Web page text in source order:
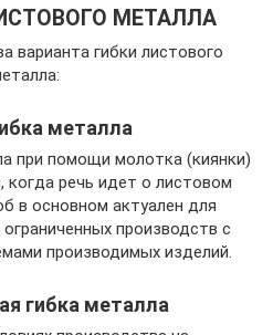
МЕТАЛЛА
варианта гибки листового
металла
при помощи молотка (киянки)
речь идет о листовом
в основном актуален для
производств с
производимых изделий.
гибка металла